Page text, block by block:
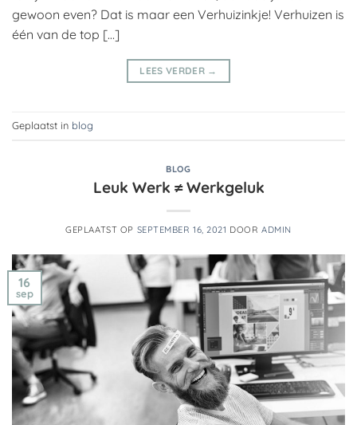
gewoon even? Dat is maar een Verhuizinkje! Verhuizen is
één van de top […]
LEES VERDER →
Geplaatst in blog
BLOG
Leuk Werk ≠ Werkgeluk
GEPLAATST OP SEPTEMBER 16, 2021 DOOR ADMIN
16
sep